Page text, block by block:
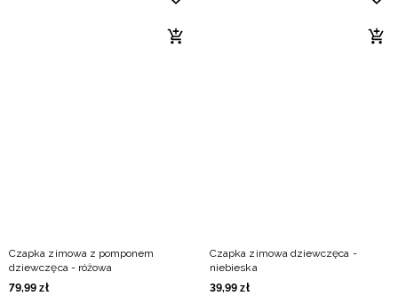
Czapka zimowa z pomponem
dziewczęca - różowa
79,99 zł
Czapka zimowa dziewczęca -
niebieska
39,99 zł